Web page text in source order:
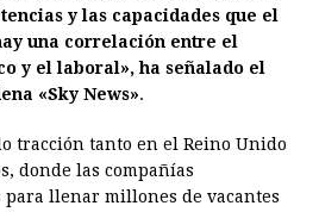
y las capacidades que el
una correlación entre el
y el laboral», ha señalado el
«Sky News».
tracción tanto en el Reino Unido
donde las compañías
llenar millones de vacantes